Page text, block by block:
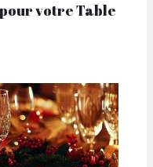
votre Table